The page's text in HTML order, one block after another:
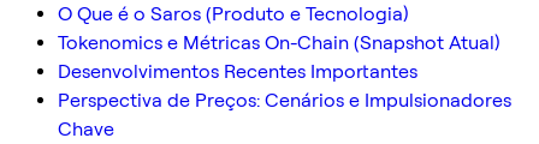
O Que é o Saros (Produto e Tecnologia)
Tokenomics e Métricas On-Chain (Snapshot Atual)
Desenvolvimentos Recentes Importantes
Perspectiva de Preços: Cenários e Impulsionadores
Chave